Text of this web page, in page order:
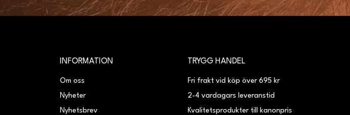
INFORMATION
Om oss
Nyheter
Nyhetsbrev
TRYGG HANDEL
Fri frakt vid köp över 695 kr
2-4 vardagars leveranstid
Kvalitetsprodukter till kanonpris